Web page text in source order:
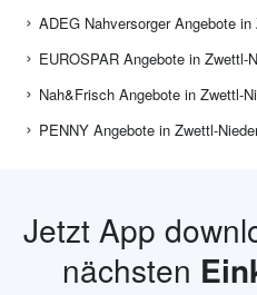
ADEG Nahversorger Angebote
EUROSPAR Angebote in Zwettl-
Nah&Frisch Angebote in Zwettl-
PENNY Angebote in Zwettl-
Jetzt App
nächsten